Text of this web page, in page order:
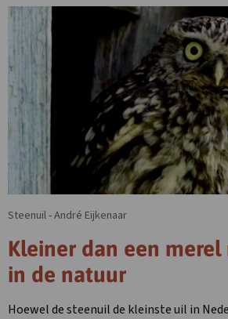
Kleiner dan een
in de natuur
Hoewel de steenuil de kleinste uil in
Steenuil - André Eijkenaar